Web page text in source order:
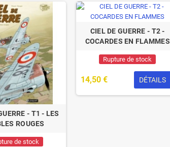
- T1 - LES
ROUGES
de stock
CIEL DE GUERRE - T2 -
COCARDES EN FLAMMES
Rupture de stock
14,50 € DÉTAILS